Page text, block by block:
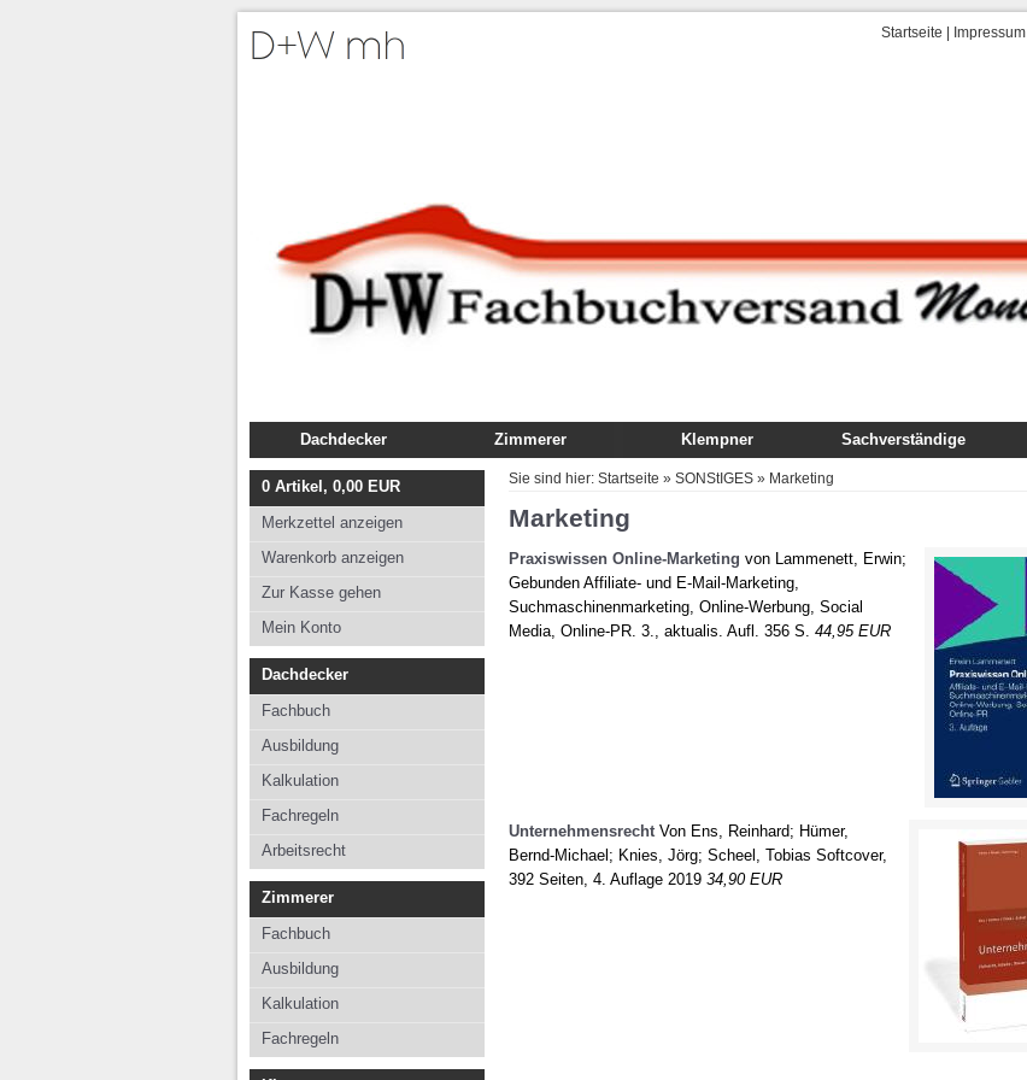
Startseite Impressum
Dachdecker
Fachbuch
Ausbildung
Kalkulation
Fachregeln
Arbeitsrecht
Zimmerer
Fachbuch
Ausbildung
Kalkulation
Fachregeln
Klempner
Fachbuch
Kalkulation
Fachregeln
Sachverständige
0 Artikel, 0,00 EUR
Merkzettel anzeigen
Warenkorb anzeigen
Zur Kasse gehen
Mein Konto
Dachdecker
Fachbuch
Ausbildung
Kalkulation
Fachregeln
Arbeitsrecht
Zimmerer
Fachbuch
Ausbildung
Kalkulation
Fachregeln
Sie sind hier: Startseite » SONStIGES » Marketing
Marketing
Praxiswissen Online-Marketing von Lammenett, Erwin;
Gebunden Affiliate- und E-Mail-Marketing,
Suchmaschinenmarketing, Online-Werbung, Social
Media, Online-PR. 3., aktualis. Aufl. 356 S. 44,95 EUR
UnternehmensrechtVon Ens, Reinhard; Hümer,
Bernd-Michael; Knies, Jörg; Scheel, Tobias Softcover,
392 Seiten, 4. Auflage 2019 34,90 EUR